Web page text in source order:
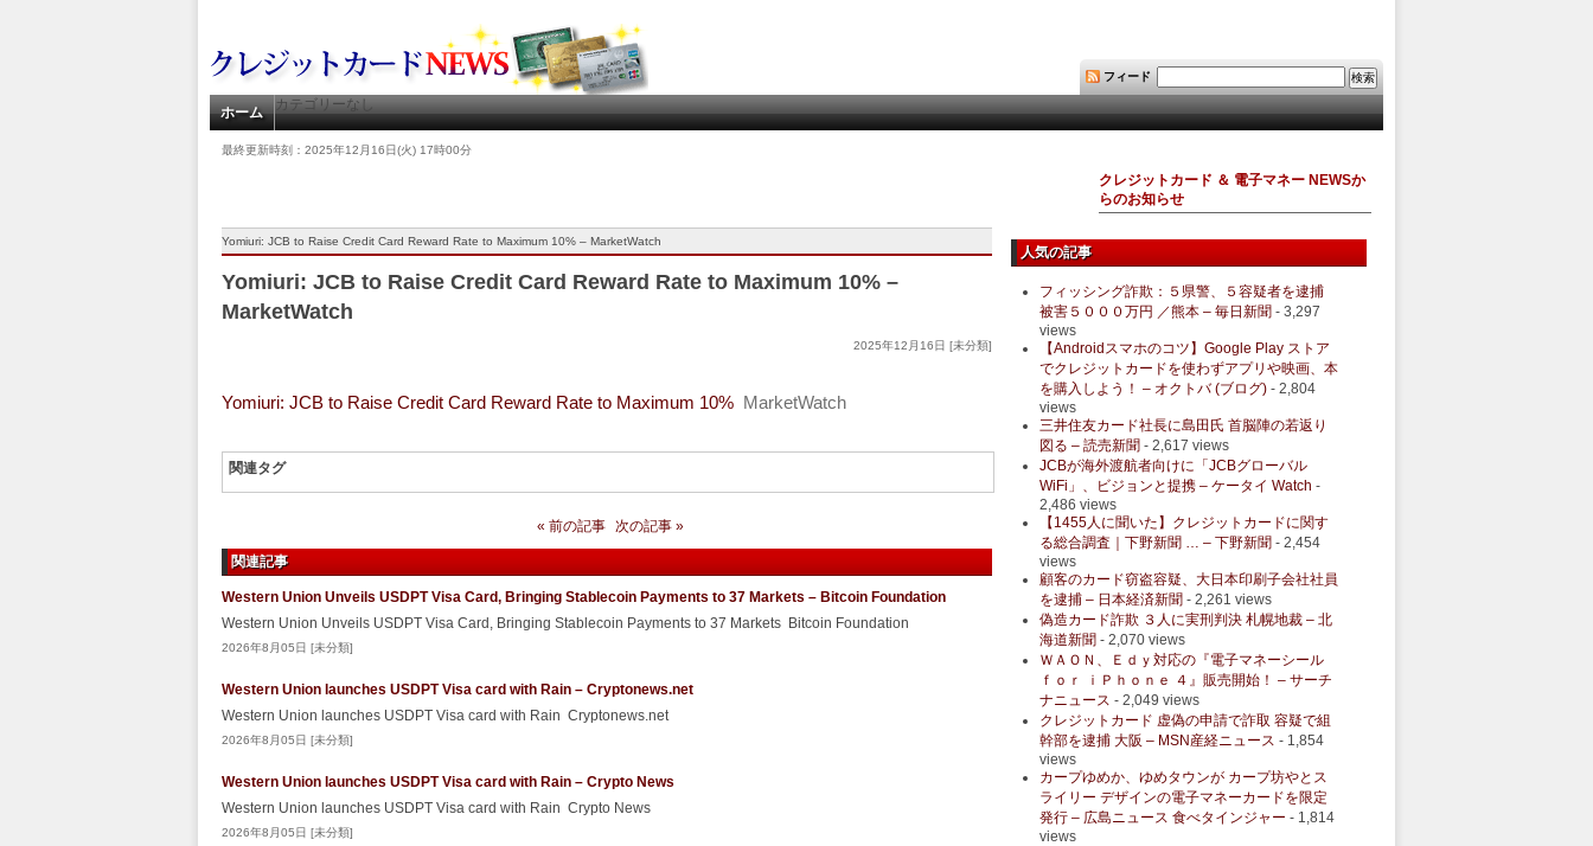
フィード
ホーム カテゴリーなし
最終更新時刻：2025年12月16日(火) 17時00分
クレジットカード ＆ 電子マネー NEWSか
らのお知らせ
Yomiuri: JCB to Raise Credit Card Reward Rate to Maximum 10% – MarketWatch
Yomiuri: JCB to Raise Credit Card Reward Rate to Maximum 10% –
MarketWatch
2025年12月16日 [未分類]
Yomiuri: JCB to Raise Credit Card Reward Rate to Maximum 10% MarketWatch
関連タグ
« 前の記事 次の記事 »
関連記事
Western Union Unveils USDPT Visa Card, Bringing Stablecoin Payments to 37 Markets – Bitcoin Foundation
Western Union Unveils USDPT Visa Card, Bringing Stablecoin Payments to 37 Markets Bitcoin Foundation
2026年8月05日 [未分類]
Western Union launches USDPT Visa card with Rain – Cryptonews.net
Western Union launches USDPT Visa card with Rain Cryptonews.net
2026年8月05日 [未分類]
Western Union launches USDPT Visa card with Rain – Crypto News
Western Union launches USDPT Visa card with Rain Crypto News
2026年8月05日 [未分類]
人気の記事
フィッシング詐欺：５県警、５容疑者を逮捕
被害５０００万円 ／熊本 – 毎日新聞 - 3,297
views
【Androidスマホのコツ】Google Play ストア
でクレジットカードを使わずアプリや映画、本
を購入しよう！ – オクトバ (ブログ) - 2,804
views
三井住友カード社長に島田氏 首脳陣の若返り
図る – 読売新聞 - 2,617 views
JCBが海外渡航者向けに「JCBグローバル
WiFi」、ビジョンと提携 – ケータイ Watch -
2,486 views
【1455人に聞いた】クレジットカードに関す
る総合調査｜下野新聞 … – 下野新聞 - 2,454
views
顧客のカード窃盗容疑、大日本印刷子会社社員
を逮捕 – 日本経済新聞 - 2,261 views
偽造カード詐欺 ３人に実刑判決 札幌地裁 – 北
海道新聞 - 2,070 views
ＷＡＯＮ、Ｅｄｙ対応の『電子マネーシール
ｆｏｒ ｉＰｈｏｎｅ ４』販売開始！ – サーチ
ナニュース - 2,049 views
クレジットカード 虚偽の申請で詐取 容疑で組
幹部を逮捕 大阪 – MSN産経ニュース - 1,854
views
カープゆめか、ゆめタウンが カープ坊やとス
ライリー デザインの電子マネーカードを限定
発行 – 広島ニュース 食べタインジャー - 1,814
views